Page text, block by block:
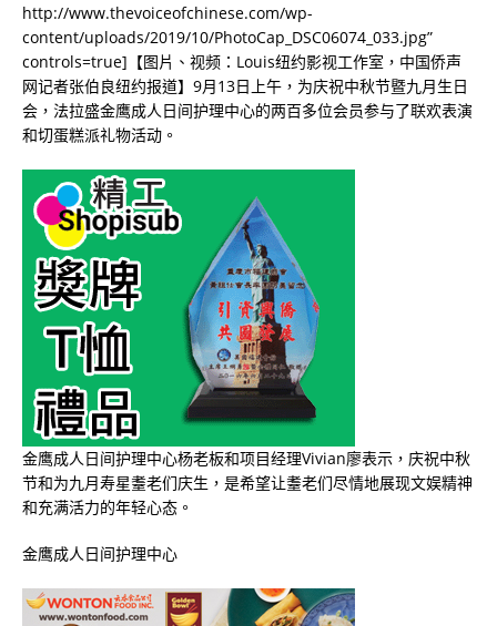
http://www.thevoiceofchinese.com/wp-
content/uploads/2019/10/PhotoCap_DSC06074_033.jpg”
controls=true]【图片、视频：Louis纽约影视工作室，中国侨声
网记者张伯良纽约报道】 9月13日上午，为庆祝中秋节暨九月生日
会，法拉盛金鹰成人日间护理中心的两百多位会员参与了联欢表演
和切蛋糕派礼物活动。
金鹰成人日间护理中心杨老板和项目经理Vivian廖表示，庆祝中秋
节和为九月寿星耋老们庆生，是希望让耋老们尽情地展现文娱精神
和充满活力的年轻心态。
金鹰成人日间护理中心